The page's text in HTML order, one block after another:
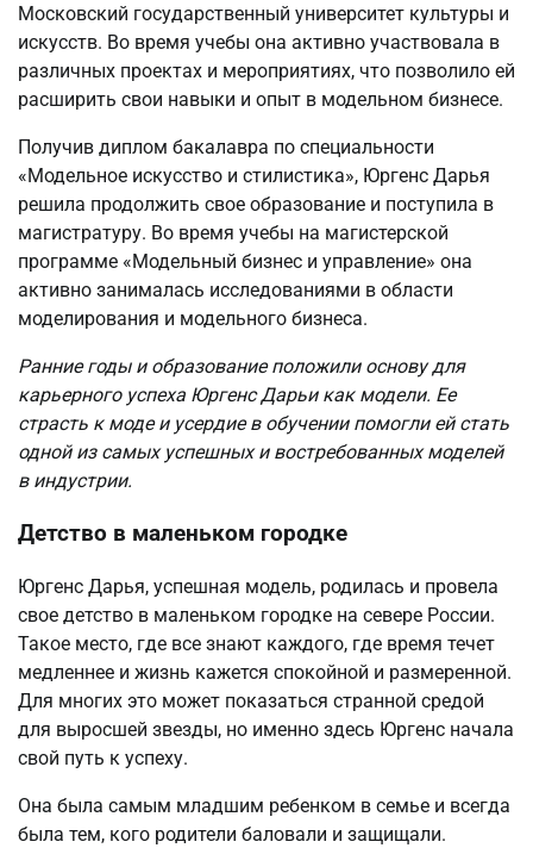
Московский государственный университет культуры и
искусств. Во время учебы она активно участвовала в
различных проектах и мероприятиях, что позволило ей
расширить свои навыки и опыт в модельном бизнесе.
Получив диплом бакалавра по специальности
«Модельное искусство и стилистика», Юргенс Дарья
решила продолжить свое образование и поступила в
магистратуру. Во время учебы на магистерской
программе «Модельный бизнес и управление» она
активно занималась исследованиями в области
моделирования и модельного бизнеса.
Ранние годы и образование положили основу для
карьерного успеха Юргенс Дарьи как модели. Ее
страсть к моде и усердие в обучении помогли ей стать
одной из самых успешных и востребованных моделей
в индустрии.
Детство в маленьком городке
Юргенс Дарья, успешная модель, родилась и провела
свое детство в маленьком городке на севере России.
Такое место, где все знают каждого, где время течет
медленнее и жизнь кажется спокойной и размеренной.
Для многих это может показаться странной средой
для выросшей звезды, но именно здесь Юргенс начала
свой путь к успеху.
Она была самым младшим ребенком в семье и всегда
была тем, кого родители баловали и защищали.